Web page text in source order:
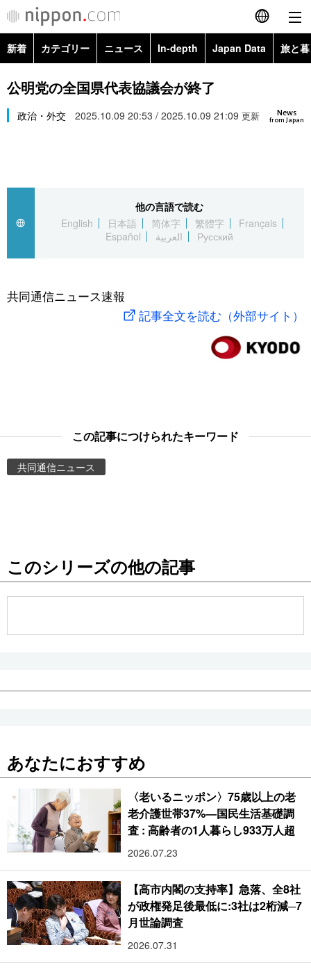
English
繁體字
العربية
社会
旅と暮らし
東京
新着 カテゴリー ニュース In-depth Japan Data 旅と
政治・外交
経済・ビジネス
社会
文化
科学・技術
暮らし
Images
お知らせ
公明党の全国県代表協議会が終了
News
from Japan
政治・外交 2025.10.09 20:53 / 2025.10.09 21:09 更新
他の言語で読む
English
日本語 简体字 繁體字
Français
Español
العربية Русский
共同通信ニュース速報
記事全文を読む（外部サイト）
この記事につけられたキーワード
共同通信ニュース
このシリーズの他の記事
あなたにおすすめ
〈老いるニッポン〉75歳以上の老
老介護世帯37%―国民生活基礎調
査 : 高齢者の1人暮らし933万人超
2026.07.23
【高市内閣の支持率】急落、全8社
が政権発足後最低に:3社は2桁減─7
月世論調査
2026.07.31